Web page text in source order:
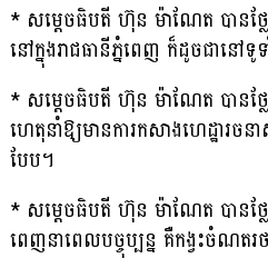
* សម្តេចធិបតី ហ៊ុន ម៉ាណែត បានថ្ល
នៅក្នុងរាជធានីភ្នំពេញ ក៏ដូចជានៅ
* សម្តេចធិបតី ហ៊ុន ម៉ាណែត បានថ្ល
ហេតុនាំឱ្យមានការកសាងហេដ្ឋារចន
បែប។
* សម្តេចធិបតី ហ៊ុន ម៉ាណែត បានថ្លែ
ពេញនាពេលបច្ចុប្បន្ន គឺកង្វះចំណតរ